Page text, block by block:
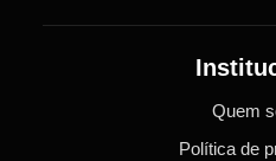
Quem
Política de